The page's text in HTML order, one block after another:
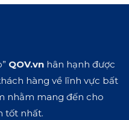
QOV.vn hân hạnh được
hàng về lĩnh vực bất
nhằm mang đến cho
tốt nhất.